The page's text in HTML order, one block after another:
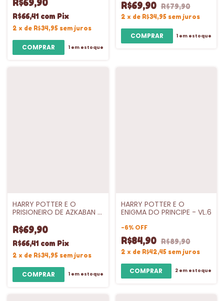
R$69,90
R$66,41 com Pix
2 x de R$34,95 sem juros
1em estoque
R$69,90 R$79,90
2 x de R$34,95 sem juros
1 em estoque
HARRY POTTER E O
PRISIONEIRO DE AZKABAN -
R$69,90
R$66,41 com Pix
2 x de R$34,95 sem juros
1em estoque
HARRY POTTER E O
ENIGMA DO PRINCIPE - VL.6
-6% OFF
R$84,90 R$89,90
2 x de R$42,45 sem juros
2 em estoque